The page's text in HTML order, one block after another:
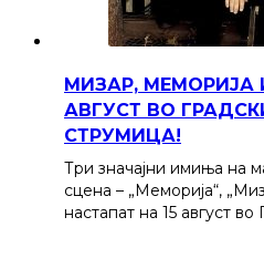
МИЗАР, МЕМОРИЈА
АВГУСТ ВО
СТРУМИЦА!
Три значајни имиња на
сцена – „Меморија“,
настапат на 15 август